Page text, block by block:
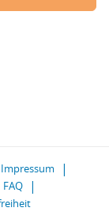
Impressum
FAQ